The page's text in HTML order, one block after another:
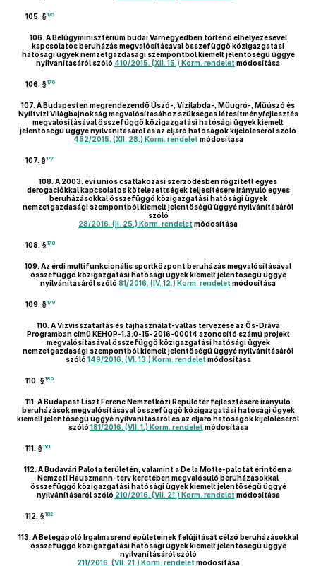
105. §175
106. A Belügyminisztérium budai Várnegyedben történő elhelyezésével
kapcsolatos beruházás megvalósításával összefüggő közigazgatási
hatósági ügyek nemzetgazdasági szempontból kiemelt jelentőségű üggyé
nyilvánításáról szóló 410/2015. (XII. 15.) Korm. rendelet módosítása
106. §176
107. A Budapesten megrendezendő Úszó-, Vízilabda-, Műugró-, Műúszó és
Nyíltvízi Világbajnokság megvalósításához szükséges létesítményfejlesztés
megvalósításával összefüggő közigazgatási hatósági ügyek kiemelt
jelentőségű üggyé nyilvánításáról és az eljáró hatóságok kijelöléséről szóló
452/2015. (XII. 28.) Korm. rendelet módosítása
107. §177
108. A 2003. évi uniós csatlakozási szerződésben rögzített egyes
derogációkkal kapcsolatos kötelezettségek teljesítésére irányuló egyes
beruházásokkal összefüggő közigazgatási hatósági ügyek
nemzetgazdasági szempontból kiemelt jelentőségű üggyé nyilvánításáról
szóló
28/2016. (II. 25.) Korm. rendelet módosítása
108. §178
109. Az érdi multifunkcionális sportközpont beruházás megvalósításával
összefüggő közigazgatási hatósági ügyek kiemelt jelentőségű üggyé
nyilvánításáról szóló 81/2016. (IV. 12.) Korm. rendelet módosítása
109. §179
110. A Vízvisszatartás és tájhasználat-váltás tervezése az Ős-Dráva
Programban című KEHOP-1.3.0-15-2016-00014 azonosító számú projekt
megvalósításával összefüggő közigazgatási hatósági ügyek
nemzetgazdasági szempontból kiemelt jelentőségű üggyé nyilvánításáról
szóló 149/2016. (VI. 13.) Korm. rendelet módosítása
110. §180
111. A Budapest Liszt Ferenc Nemzetközi Repülőtér fejlesztésére irányuló
beruházások megvalósításával összefüggő közigazgatási hatósági ügyek
kiemelt jelentőségű üggyé nyilvánításáról és az eljáró hatóságok kijelöléséről
szóló 181/2016. (VII. 1.) Korm. rendelet módosítása
111. §181
112. A Budavári Palota területén, valamint a De la Motte-palotát érintően a
Nemzeti Hauszmann-terv keretében megvalósuló beruházásokkal
összefüggő közigazgatási hatósági ügyek kiemelt jelentőségű üggyé
nyilvánításáról szóló 210/2016. (VII. 21.) Korm. rendelet módosítása
112. §182
113. A Betegápoló Irgalmasrend épületeinek felújítását célzó beruházásokkal
összefüggő közigazgatási hatósági ügyek kiemelt jelentőségű üggyé
nyilvánításáról szóló
211/2016. (VII. 21.) Korm. rendelet módosítása